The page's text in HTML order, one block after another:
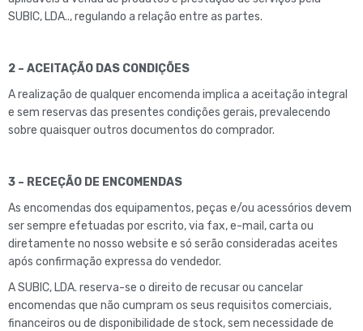
SUBIC, LDA.., regulando a relação entre as partes.
2 – ACEITAÇÃO DAS CONDIÇÕES
A realização de qualquer encomenda implica a aceitação integral
e sem reservas das presentes condições gerais, prevalecendo
sobre quaisquer outros documentos do comprador.
3 – RECEÇÃO DE ENCOMENDAS
As encomendas dos equipamentos, peças e/ou acessórios devem
ser sempre efetuadas por escrito, via fax, e-mail, carta ou
diretamente no nosso website e só serão consideradas aceites
após confirmação expressa do vendedor.
A SUBIC, LDA. reserva-se o direito de recusar ou cancelar
encomendas que não cumpram os seus requisitos comerciais,
financeiros ou de disponibilidade de stock, sem necessidade de